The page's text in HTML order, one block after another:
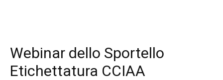
Webinar dello Sportello
Etichettatura CCIAA